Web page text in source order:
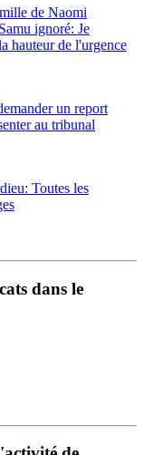
de Naomi
ignoré: Je
hauteur de l'urgence
un report
au tribunal
Toutes les
dans le